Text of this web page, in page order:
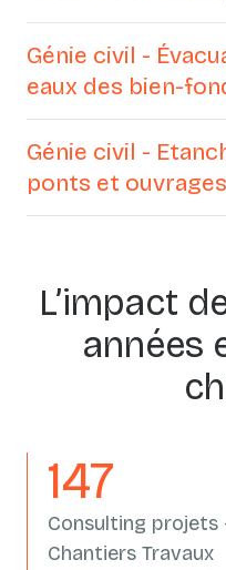
Génie civil -
eaux des bien-
Génie civil -
ponts et
L’impact
années
162
Consulting projets
Chantiers Travaux